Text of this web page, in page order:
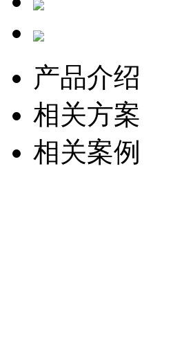
产品介绍
相关方案
相关案例